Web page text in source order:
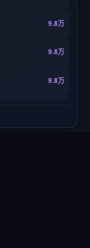
9.8万
9.8万
9.8万